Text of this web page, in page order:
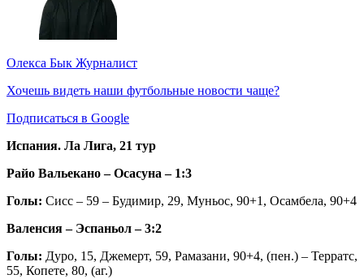
Олекса Бык Журналист
Хочешь видеть наши футбольные новости чаще?
Подписаться в Google
Испания. Ла Лига, 21 тур
Райо Вальекано – Осасуна – 1:3
Голы: Сисс – 59 – Будимир, 29, Муньос, 90+1, Осамбела, 90+4
Валенсия – Эспаньол – 3:2
Голы: Дуро, 15, Джемерт, 59, Рамазани, 90+4, (пен.) – Терратс,
55, Копете, 80, (аг.)